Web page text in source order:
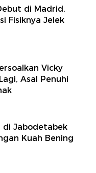
di Madrid,
Fisiknya Jelek
Vicky
Asal Penuhi
di Jabodetabek
Kuah Bening